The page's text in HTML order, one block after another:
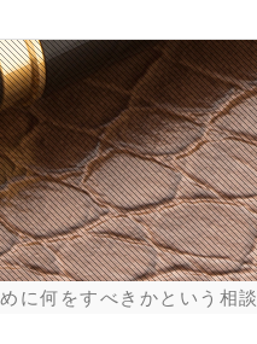
に何をすべきかという相談